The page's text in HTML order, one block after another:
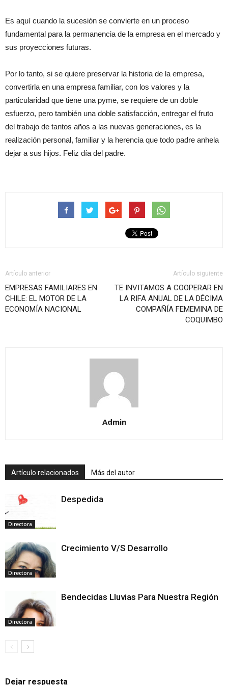
Es aquí cuando la sucesión se convierte en un proceso
fundamental para la permanencia de la empresa en el mercado y
sus proyecciones futuras.
Por lo tanto, si se quiere preservar la historia de la empresa,
convertirla en una empresa familiar, con los valores y la
particularidad que tiene una pyme, se requiere de un doble
esfuerzo, pero también una doble satisfacción, entregar el fruto
del trabajo de tantos años a las nuevas generaciones, es la
realización personal, familiar y la herencia que todo padre anhela
dejar a sus hijos. Feliz día del padre.
Artículo anterior
EMPRESAS FAMILIARES EN
CHILE: EL MOTOR DE LA
ECONOMÍA NACIONAL
Artículo siguiente
TE INVITAMOS A COOPERAR EN
LA RIFA ANUAL DE LA DÉCIMA
COMPAÑÍA FEMEMINA DE
COQUIMBO
Admin
Artículo relacionados Más del autor
Directora
Despedida
Directora
Crecimiento V/S Desarrollo
Directora
Bendecidas Lluvias Para Nuestra Región
Dejar respuesta